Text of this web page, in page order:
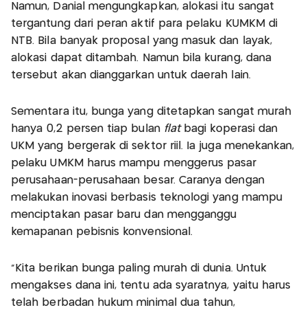
Namun, Danial mengungkapkan, alokasi itu sangat
tergantung dari peran aktif para pelaku KUMKM di
NTB. Bila banyak proposal yang masuk dan layak,
alokasi dapat ditambah. Namun bila kurang, dana
tersebut akan dianggarkan untuk daerah lain.
Sementara itu, bunga yang ditetapkan sangat murah
hanya 0,2 persen tiap bulanflat bagi koperasi dan
UKM yang bergerak di sektor riil. Ia juga menekankan,
pelaku UMKM harus mampu menggerus pasar
perusahaan-perusahaan besar. Caranya dengan
melakukan inovasi berbasis teknologi yang mampu
menciptakan pasar baru dan mengganggu
kemapanan pebisnis konvensional.
"Kita berikan bunga paling murah di dunia. Untuk
mengakses dana ini, tentu ada syaratnya, yaitu harus
telah berbadan hukum minimal dua tahun,